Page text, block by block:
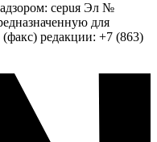
серuя Эл №
для
редакции: +7 (863)